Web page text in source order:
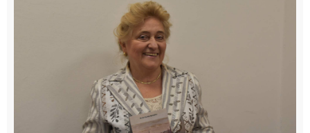
Všeobecné obchodní podmínky